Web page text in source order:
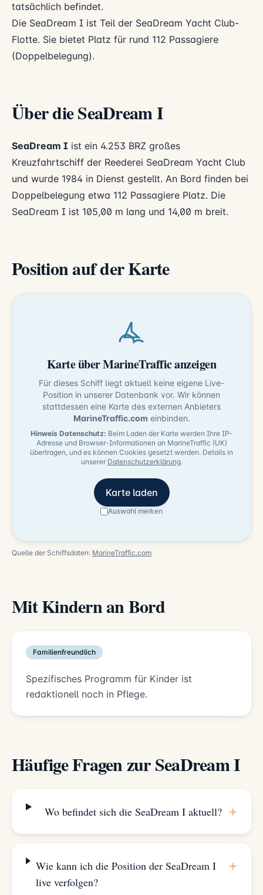
tatsächlich befindet.
Die SeaDream I ist Teil der SeaDream Yacht Club-
Flotte. Sie bietet Platz für rund 112 Passagiere
(Doppelbelegung).
Über die SeaDream I
SeaDream I ist ein 4.253 BRZ großes
Kreuzfahrtschiff der Reederei SeaDream Yacht Club
und wurde 1984 in Dienst gestellt. An Bord finden bei
Doppelbelegung etwa 112 Passagiere Platz. Die
SeaDream I ist 105,00 m lang und 14,00 m breit.
Position auf der Karte
Karte über MarineTraffic anzeigen
Für dieses Schiff liegt aktuell keine eigene Live-
Position in unserer Datenbank vor. Wir können
stattdessen eine Karte des externen Anbieters
MarineTraffic.com einbinden.
Hinweis Datenschutz: Beim Laden der Karte werden Ihre IP-
Adresse und Browser-Informationen an MarineTraffic (UK)
übertragen, und es können Cookies gesetzt werden. Details in
unserer Datenschutzerklärung.
Karte laden
Auswahl merken
Quelle der Schiffsdaten: MarineTraffic.com
Mit Kindern an Bord
Familienfreundlich
Spezifisches Programm für Kinder ist
redaktionell noch in Pflege.
Häufige Fragen zur SeaDream I
Wo befindet sich die SeaDream I aktuell? +
Wie kann ich die Position der SeaDream I
live verfolgen?
+